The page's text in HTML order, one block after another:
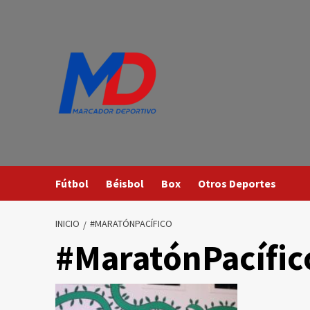
Fútbol Béisbol Box Otros Deportes
INICIO #MARATÓNPACÍFICO